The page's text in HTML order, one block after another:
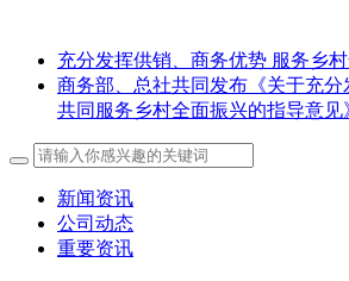
充分发挥供销、商务优势 服务乡
商务部、总社共同发布《关于充
共同服务乡村全面振兴的指导意见
新闻资讯
公司动态
重要资讯